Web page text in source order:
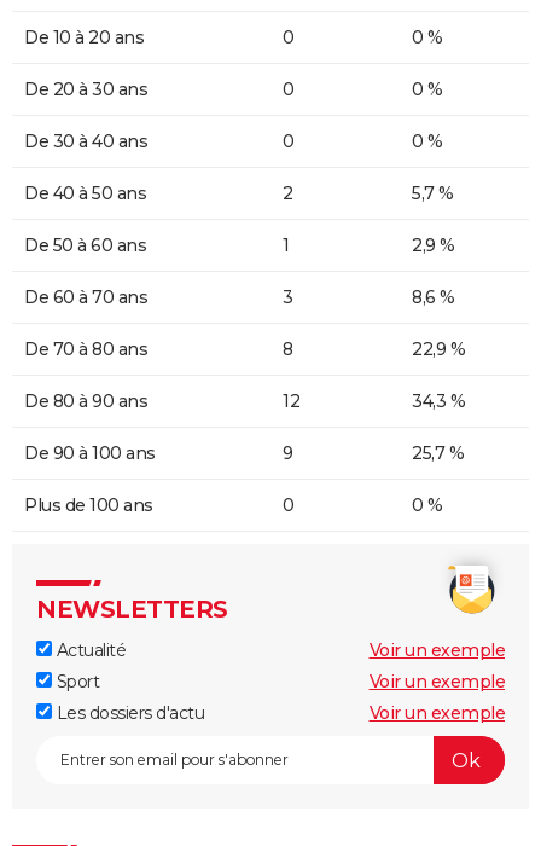
De 10 à 20 ans 0 0 %
De 20 à 30 ans 0 0 %
De 30 à 40 ans 0 0 %
De 40 à 50 ans 2 5,7 %
De 50 à 60 ans 1 2,9 %
De 60 à 70 ans 3 8,6 %
De 70 à 80 ans 8 22,9 %
De 80 à 90 ans 12 34,3 %
De 90 à 100 ans 9 25,7 %
Plus de 100 ans 0 0 %
NEWSLETTERS
Actualité
Voir un exemple
Sport
Voir un exemple
Les dossiers d'actu
Voir un exemple